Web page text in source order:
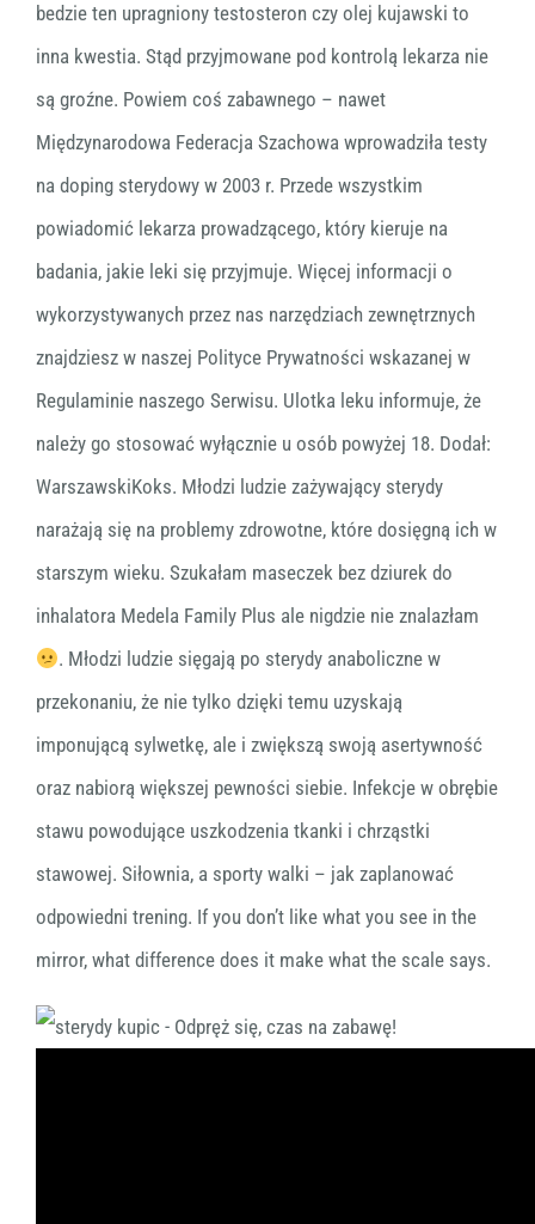
bedzie ten upragniony testosteron czy olej kujawski to
inna kwestia. Stąd przyjmowane pod kontrolą lekarza nie
są groźne. Powiem coś zabawnego – nawet
Międzynarodowa Federacja Szachowa wprowadziła testy
na doping sterydowy w 2003 r. Przede wszystkim
powiadomić lekarza prowadzącego, który kieruje na
badania, jakie leki się przyjmuje. Więcej informacji o
wykorzystywanych przez nas narzędziach zewnętrznych
znajdziesz w naszej Polityce Prywatności wskazanej w
Regulaminie naszego Serwisu. Ulotka leku informuje, że
należy go stosować wyłącznie u osób powyżej 18. Dodał:
WarszawskiKoks. Młodzi ludzie zażywający sterydy
narażają się na problemy zdrowotne, które dosięgną ich w
starszym wieku. Szukałam maseczek bez dziurek do
inhalatora Medela Family Plus ale nigdzie nie znalazłam
. Młodzi ludzie sięgają po sterydy anaboliczne w
przekonaniu, że nie tylko dzięki temu uzyskają
imponującą sylwetkę, ale i zwiększą swoją asertywność
oraz nabiorą większej pewności siebie. Infekcje w obrębie
stawu powodujące uszkodzenia tkanki i chrząstki
stawowej. Siłownia, a sporty walki – jak zaplanować
odpowiedni trening. If you don’t like what you see in the
mirror, what difference does it make what the scale says.